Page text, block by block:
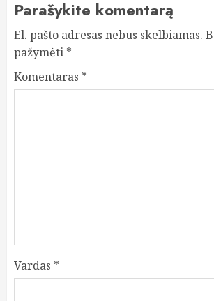
Parašykite komentarą
El. pašto adresas nebus skelbiamas.
pažymėti *
Komentaras *
Vardas *